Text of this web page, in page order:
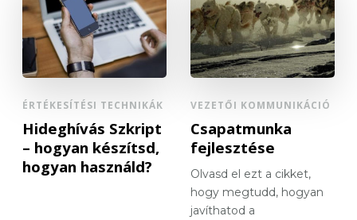
ÉRTÉKESÍTÉSI TECHNIKÁK
Hideghívás Szkript
– hogyan készítsd,
hogyan használd?
VEZETŐI KOMMUNIKÁCIÓ
Csapatmunka
fejlesztése
Olvasd el ezt a cikket,
hogy megtudd, hogyan
javíthatod a